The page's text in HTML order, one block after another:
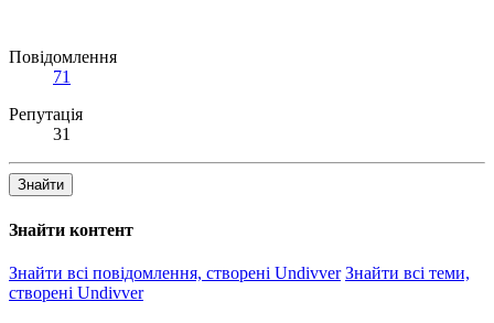
Повідомлення
71
Репутація
31
Знайти
Знайти контент
Знайти всі повідомлення, створені Undivver Знайти всі теми,
створені Undivver